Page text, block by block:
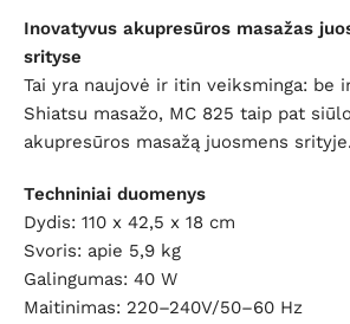
Inovatyvus akupresūros masažas
srityse
Tai yra naujovė ir itin veiksminga: be
Shiatsu masažo, MC 825 taip pat
akupresūros masažą juosmens srityje.
Techniniai duomenys
Dydis: 110 x 42,5 x 18 cm
Svoris: apie 5,9 kg
Galingumas: 40 W
Maitinimas: 220–240V/50–60 Hz